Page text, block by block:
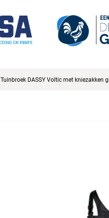
Tuinbroek DASSY Voltic met kniezakken